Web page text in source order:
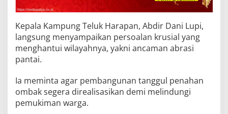
Kepala Kampung Teluk Harapan, Abdir Dani Lupi,
langsung menyampaikan persoalan krusial yang
menghantui wilayahnya, yakni ancaman abrasi
pantai.
Ia meminta agar pembangunan tanggul penahan
ombak segera direalisasikan demi melindungi
pemukiman warga.